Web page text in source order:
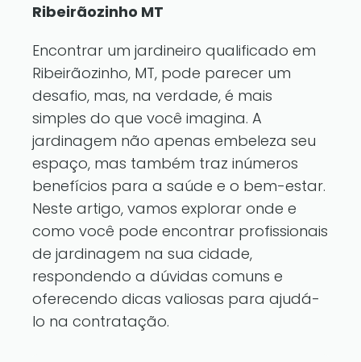
Ribeirãozinho MT
Encontrar um jardineiro qualificado em
Ribeirãozinho, MT, pode parecer um
desafio, mas, na verdade, é mais
simples do que você imagina. A
jardinagem não apenas embeleza seu
espaço, mas também traz inúmeros
benefícios para a saúde e o bem-estar.
Neste artigo, vamos explorar onde e
como você pode encontrar profissionais
de jardinagem na sua cidade,
respondendo a dúvidas comuns e
oferecendo dicas valiosas para ajudá-
lo na contratação.